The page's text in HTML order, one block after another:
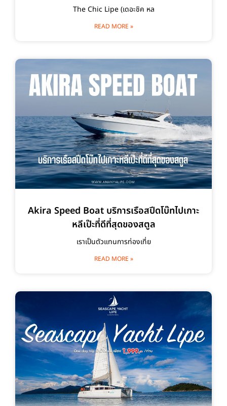
The Chic Lipe (เดอะชิค หล
READ MORE »
Akira Speed Boat บริการเรือสปีดโบ๊ทไปเกาะ
หลีเป๊ะที่ดีที่สุดของสตูล
เราเป็นตัวแทนการท่องเที่ย
READ MORE »